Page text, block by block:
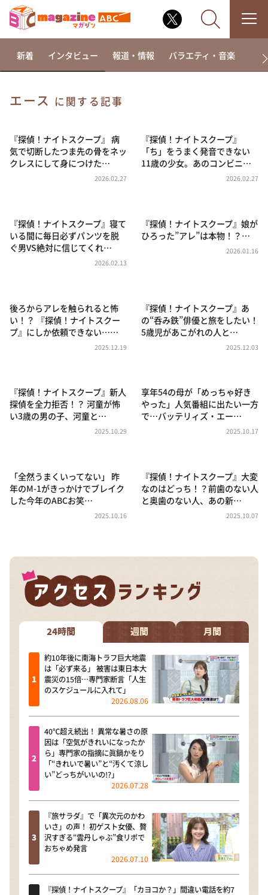
相席食堂
これ余談なんですけど・・・
～人生密着トークバラエティ！～ やすとものいたっ
news おかえり
河合＆A.B.C-Z塚田×福井アナ「なんでやねん！？」
（news おかえり）
朝だ！生です旅サラダ
教えて！ニュースライブ 正義のミカタ
ポツンと一軒家
ザキ山小屋本館
新着 インタビュー 報道・情報 バラエティ・音楽 ド
エース に関する記事
『探偵！ナイトスクープ』 病
気で切断したつま先の骨をネッ
クレスにして身につけた…
2026.02.27
『探偵！ナイトスクープ』
「ち」をうまく発音できない
11歳の少女。あのコンビニ…
2026.02.27
『探偵！ナイトスクープ』寝て
いる間に毎日必ずパンツを脱
ぐ男VS絶対に信じてくれ…
2026.02.13
『探偵！ナイトスクープ』娘が
ひろった”アレ”は本物！？…
2026.01.16
後ろからアレを触られると怖
い！？ 『探偵！ナイトスクー
プ』にしか依頼できない……
2025.12.19
『探偵！ナイトスクープ』あ
の“呑み鉄”俳優と旅をしたい！
5歳児があこがれの人と…
2025.12.03
『探偵！ナイトスクープ』新人
探偵を全力拒否！？ 河童が怖
い3歳の男の子、河童と…
2025.10.29
享年54の母が「めっちゃ好き
やった」人気番組に出たい一方
で…バッテリィズ・エー…
2025.10.17
「全然うまくいってない」 昨
年のM-1がきっかけでブレイク
した今年のABCお笑…
2025.10.16
『探偵！ナイトスクープ』大変
なのはどっち！？前歯のない人
と奥歯のない人、あの新…
2025.10.07
24時間 週間 月間
約10年後に南海トラフ巨大地震
は「必ず来る」 被害は東日本大
震災の15倍…専門家断言「人生
のスケジュールに入れて」
2026.08.06
40℃超え続出！ 異常な暑さの原
因は「空気がきれいになったか
ら」専門家の指摘に眞鍋かをり
「“きれいで暑い”と“汚くて涼し
い”どっちがいいの!?」
2026.07.28
『旅サラダ』で「異次元のかわ
いさ」の声！ 初ゲスト女優、贅
沢すぎる“雲丹しゃぶ”食リポで
おちゃめ発言
2026.07.10
『探偵！ナイトスクープ』「カヨコか？」間違い電話を約7